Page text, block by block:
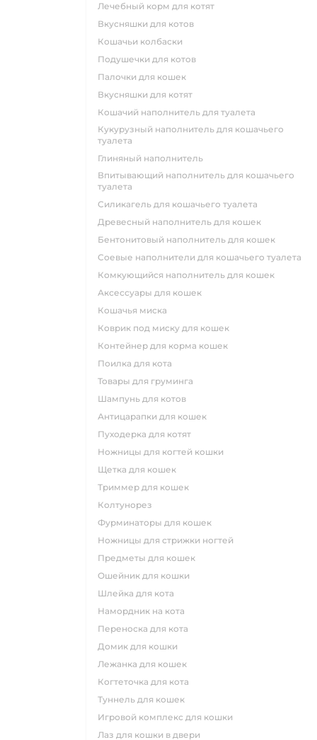
лечебный корм для котят
вкусняшки для котов
кошачьи колбаски
подушечки для котов
палочки для кошек
вкусняшки для котят
кошачий наполнитель для туалета
кукурузный наполнитель для кошачьего
туалета
глиняный наполнитель
впитывающий наполнитель для кошачьего
туалета
силикагель для кошачьего туалета
древесный наполнитель для кошек
бентонитовый наполнитель для кошек
соевые наполнители для кошачьего туалета
комкующийся наполнитель для кошек
аксессуары для кошек
кошачья миска
коврик под миску для кошек
контейнер для корма кошек
поилка для кота
товары для груминга
шампунь для котов
антицарапки для кошек
пуходерка для котят
ножницы для когтей кошки
щетка для кошек
триммер для кошек
колтунорез
фурминаторы для кошек
ножницы для стрижки ногтей
предметы для кошек
ошейник для кошки
шлейка для кота
намордник на кота
переноска для кота
домик для кошки
лежанка для кошек
когтеточка для кота
туннель для кошек
игровой комплекс для кошки
лаз для кошки в двери